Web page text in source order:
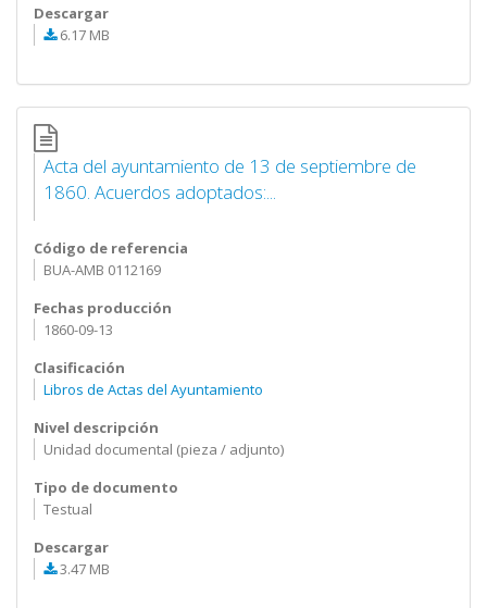
Descargar
6.17 MB
Acta del ayuntamiento de 13 de septiembre de
1860. Acuerdos adoptados:...
Código de referencia
BUA-AMB 0112169
Fechas producción
1860-09-13
Clasificación
Libros de Actas del Ayuntamiento
Nivel descripción
Unidad documental (pieza / adjunto)
Tipo de documento
Testual
Descargar
3.47 MB